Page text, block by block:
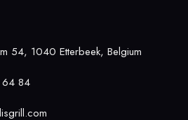
54, 1040 Etterbeek, Belgium
84